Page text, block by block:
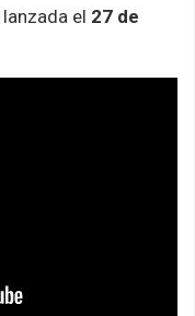
lanzada el 27 de